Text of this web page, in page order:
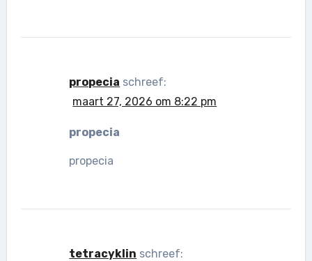
propecia schreef:
maart 27, 2026 om 8:22 pm
propecia
propecia
tetracyklin schreef: